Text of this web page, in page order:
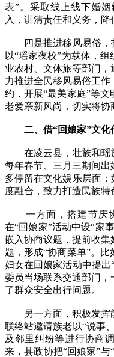
表”。采取线上线下婚
入，讲清责任和义务，降
四是推进移风易俗，
以“瑶家夜校”为载体，
业农村、文体旅等部门
力推进全民移风易俗工
约，开展“最美家庭”等
老爱亲新风尚，切实将协
二、借“回娘家”文化
在凌云县，壮族和瑶族
每年春节、三月三期间
多停留在文化娱乐层面
度融合，致力打造民族特
一方面，搭建节庆协
在“回娘家”活动中设“家
嵌入协商议题，提前收集
题，形成“协商菜单”。
妇女在回娘家活动中提
委员当场联系交通部门
了群众安全出行问题。
另一方面，积极发挥
联络站邀请族老以“说事
及邻里纠纷等进行协商
来，县政协把“回娘家”